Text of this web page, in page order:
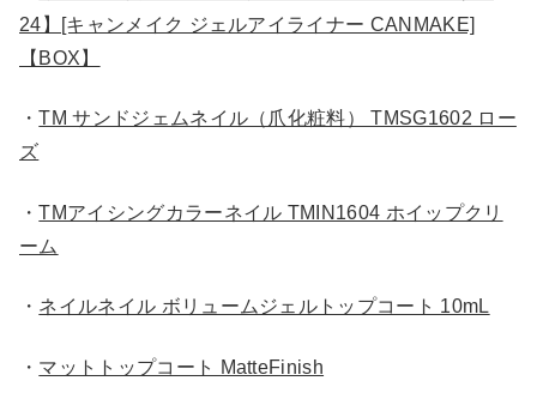
24】[キャンメイク ジェルアイライナー CANMAKE]
【BOX】
・TM サンドジェムネイル（爪化粧料） TMSG1602 ロー
ズ
・TMアイシングカラーネイル TMIN1604 ホイップクリ
ーム
・ ネイルネイル ボリュームジェルトップコート 10mL
・ マットトップコート MatteFinish